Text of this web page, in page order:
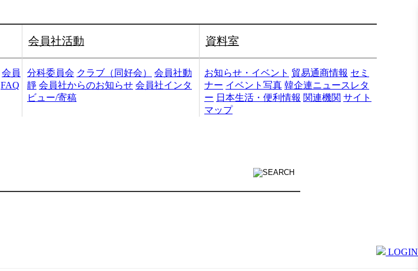
会員
FAQ
会員社活動
分科委員会 クラブ（同好会）
会員社動
靜 会員社からのお知らせ 会員社インタ
ビュー/寄稿
資料室
お知らせ・イベント 貿易通商情報 セミ
ナー イベント写真 韓企連ニュースレタ
ー 日本生活・便利情報 関連機関 サイト
マップ
LOGIN